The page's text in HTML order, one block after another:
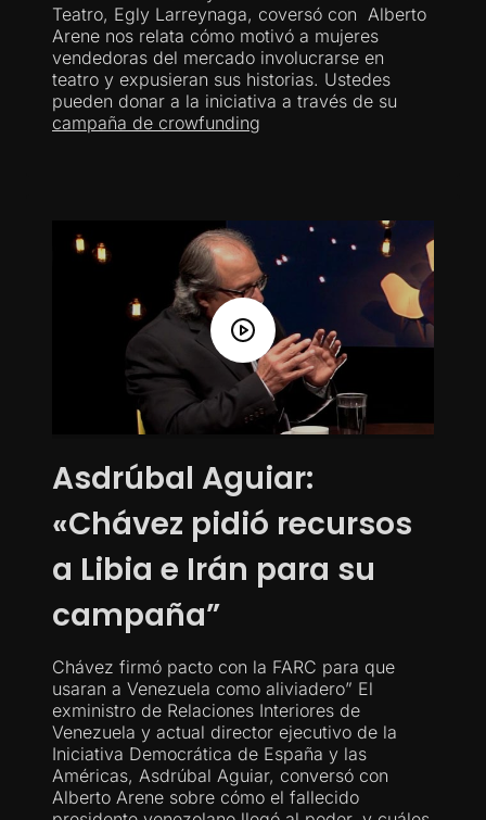
Teatro, Egly Larreynaga, coversó con Alberto
Arene nos relata cómo motivó a mujeres
vendedoras del mercado involucrarse en
teatro y expusieran sus historias. Ustedes
pueden donar a la iniciativa a través de su
campaña de crowfunding
Asdrúbal Aguiar:
«Chávez pidió recursos
a Libia e Irán para su
campaña”
Chávez firmó pacto con la FARC para que
usaran a Venezuela como aliviadero” El
exministro de Relaciones Interiores de
Venezuela y actual director ejecutivo de la
Iniciativa Democrática de España y las
Américas, Asdrúbal Aguiar, conversó con
Alberto Arene sobre cómo el fallecido